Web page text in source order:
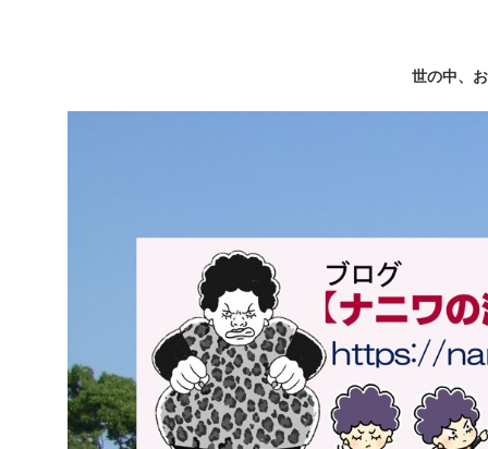
世の中、